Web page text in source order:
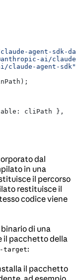
agent-sdk-
ai/
claude-agent-sdk"
);
cliPath },
dal
in una
il percorso
restituisce il
codice viene
di una
il pacchetto della
target:
il pacchetto